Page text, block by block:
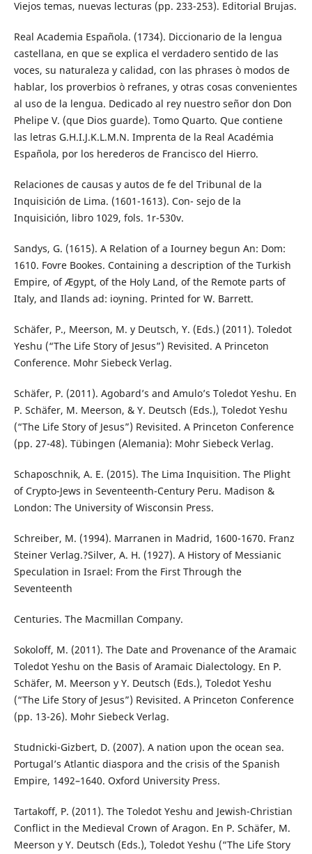
Viejos temas, nuevas lecturas (pp. 233-253). Editorial Brujas.
Real Academia Española. (1734). Diccionario de la lengua
castellana, en que se explica el verdadero sentido de las
voces, su naturaleza y calidad, con las phrases ò modos de
hablar, los proverbios ò refranes, y otras cosas convenientes
al uso de la lengua. Dedicado al rey nuestro señor don Don
Phelipe V. (que Dios guarde). Tomo Quarto. Que contiene
las letras G.H.I.J.K.L.M.N. Imprenta de la Real Académia
Española, por los herederos de Francisco del Hierro.
Relaciones de causas y autos de fe del Tribunal de la
Inquisición de Lima. (1601-1613). Con- sejo de la
Inquisición, libro 1029, fols. 1r-530v.
Sandys, G. (1615). A Relation of a Iourney begun An: Dom:
1610. Fovre Bookes. Containing a description of the Turkish
Empire, of Ægypt, of the Holy Land, of the Remote parts of
Italy, and Ilands ad: ioyning. Printed for W. Barrett.
Schäfer, P., Meerson, M. y Deutsch, Y. (Eds.) (2011). Toledot
Yeshu (“The Life Story of Jesus”) Revisited. A Princeton
Conference. Mohr Siebeck Verlag.
Schäfer, P. (2011). Agobard’s and Amulo’s Toledot Yeshu. En
P. Schäfer, M. Meerson, & Y. Deutsch (Eds.), Toledot Yeshu
(“The Life Story of Jesus”) Revisited. A Princeton Conference
(pp. 27-48). Tübingen (Alemania): Mohr Siebeck Verlag.
Schaposchnik, A. E. (2015). The Lima Inquisition. The Plight
of Crypto-Jews in Seventeenth-Century Peru. Madison &
London: The University of Wisconsin Press.
Schreiber, M. (1994). Marranen in Madrid, 1600-1670. Franz
Steiner Verlag.?Silver, A. H. (1927). A History of Messianic
Speculation in Israel: From the First Through the
Seventeenth
Centuries. The Macmillan Company.
Sokoloff, M. (2011). The Date and Provenance of the Aramaic
Toledot Yeshu on the Basis of Aramaic Dialectology. En P.
Schäfer, M. Meerson y Y. Deutsch (Eds.), Toledot Yeshu
(“The Life Story of Jesus”) Revisited. A Princeton Conference
(pp. 13-26). Mohr Siebeck Verlag.
Studnicki-Gizbert, D. (2007). A nation upon the ocean sea.
Portugal’s Atlantic diaspora and the crisis of the Spanish
Empire, 1492–1640. Oxford University Press.
Tartakoff, P. (2011). The Toledot Yeshu and Jewish-Christian
Conflict in the Medieval Crown of Aragon. En P. Schäfer, M.
Meerson y Y. Deutsch (Eds.), Toledot Yeshu (“The Life Story